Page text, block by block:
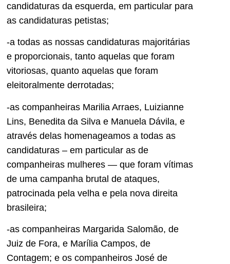
candidaturas da esquerda, em particular para
as candidaturas petistas;
-a todas as nossas candidaturas majoritárias
e proporcionais, tanto aquelas que foram
vitoriosas, quanto aquelas que foram
eleitoralmente derrotadas;
-as companheiras Marilia Arraes, Luizianne
Lins, Benedita da Silva e Manuela Dávila, e
através delas homenageamos a todas as
candidaturas – em particular as de
companheiras mulheres — que foram vítimas
de uma campanha brutal de ataques,
patrocinada pela velha e pela nova direita
brasileira;
-as companheiras Margarida Salomão, de
Juiz de Fora, e Marília Campos, de
Contagem; e os companheiros José de